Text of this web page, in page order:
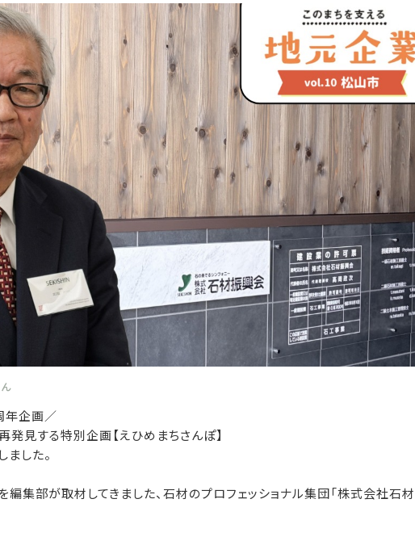
年企画／
見する特別企画【えひめまちさんぽ】
した。
集部が取材してきました、石材のプロフェッショナル集団「株式会社石